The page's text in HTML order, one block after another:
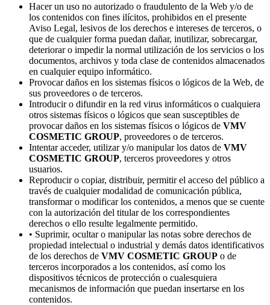
Hacer un uso no autorizado o fraudulento de la Web y/o de
los contenidos con fines ilícitos, prohibidos en el presente
Aviso Legal, lesivos de los derechos e intereses de terceros, o
que de cualquier forma puedan dañar, inutilizar, sobrecargar,
deteriorar o impedir la normal utilización de los servicios o los
documentos, archivos y toda clase de contenidos almacenados
en cualquier equipo informático.
Provocar daños en los sistemas físicos o lógicos de la Web, de
sus proveedores o de terceros.
Introducir o difundir en la red virus informáticos o cualquiera
otros sistemas físicos o lógicos que sean susceptibles de
provocar daños en los sistemas físicos o lógicos de VMV
COSMETIC GROUP, proveedores o de terceros.
Intentar acceder, utilizar y/o manipular los datos de VMV
COSMETIC GROUP, terceros proveedores y otros
usuarios.
Reproducir o copiar, distribuir, permitir el acceso del público a
través de cualquier modalidad de comunicación pública,
transformar o modificar los contenidos, a menos que se cuente
con la autorización del titular de los correspondientes
derechos o ello resulte legalmente permitido.
• Suprimir, ocultar o manipular las notas sobre derechos de
propiedad intelectual o industrial y demás datos identificativos
de los derechos de VMV COSMETIC GROUP o de
terceros incorporados a los contenidos, así como los
dispositivos técnicos de protección o cualesquiera
mecanismos de información que puedan insertarse en los
contenidos.